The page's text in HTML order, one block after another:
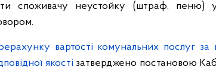
споживачу неустойку (штраф, пеню)
вартості комунальних послуг
якості затверджено постановою